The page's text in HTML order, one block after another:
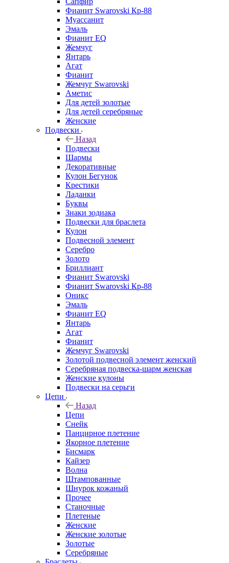
Фианит Swarovski Кр-88
Муассанит
Эмаль
Фианит EQ
Жемчуг
Янтарь
Агат
Фианит
Жемчуг Swarovski
Аметис
Для детей золотые
Для детей серебряные
Женские
Подвески
Назад
Подвески
Шармы
Декоративные
Кулон Бегунок
Крестики
Ладанки
Буквы
Знаки зодиака
Подвески для браслета
Кулон
Подвесной элемент
Серебро
Золото
Бриллиант
Фианит Swarovski
Фианит Swarovski Кр-88
Оникс
Эмаль
Фианит EQ
Янтарь
Агат
Фианит
Жемчуг Swarovski
Золотой подвесной элемент женcкий
Серебряная подвеска-шарм женская
Женские кулоны
Подвески на серьги
Цепи
Назад
Цепи
Снейк
Панцирное плетение
Якорное плетение
Бисмарк
Кайзер
Волна
Штампованные
Шнурок кожаный
Прочее
Станочные
Плетеные
Женские
Женские золотые
Золотые
Серебряные